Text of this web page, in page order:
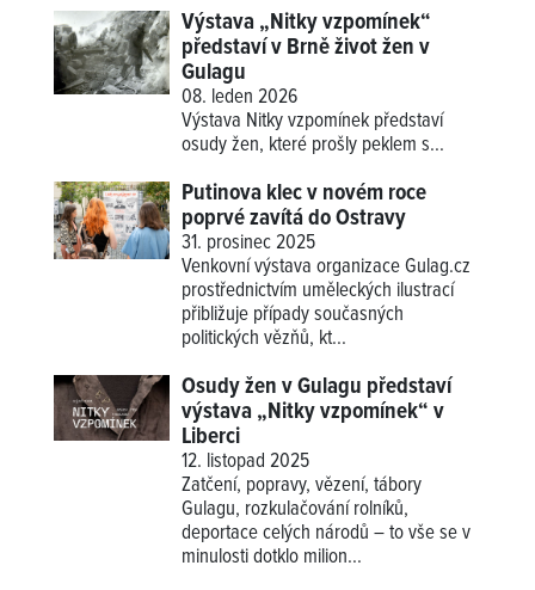
Výstava „Nitky vzpomínek“
představí v Brně život žen v
Gulagu
08. leden 2026
Výstava Nitky vzpomínek představí
osudy žen, které prošly peklem s...
Putinova klec v novém roce
poprvé zavítá do Ostravy
31. prosinec 2025
Venkovní výstava organizace Gulag.cz
prostřednictvím uměleckých ilustrací
přibližuje případy současných
politických vězňů, kt...
Osudy žen v Gulagu představí
výstava „Nitky vzpomínek“ v
Liberci
12. listopad 2025
Zatčení, popravy, vězení, tábory
Gulagu, rozkulačování rolníků,
deportace celých národů – to vše se v
minulosti dotklo milion...